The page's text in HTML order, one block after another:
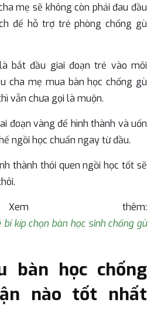
mẹ sẽ không còn phải đau đầu
để hỗ trợ trẻ phòng chống gù
bắt đầu giai đoạn trẻ vào môi
cha mẹ mua bàn học chống gù
vẫn chưa gọi là muộn.
đoạn vàng để hình thành và uốn
ngồi học chuẩn ngay từ đầu.
thành thói quen ngồi học tốt sẽ
thêm:
bí kíp chọn bàn học sinh chống gù
bàn học chống
nào tốt nhất